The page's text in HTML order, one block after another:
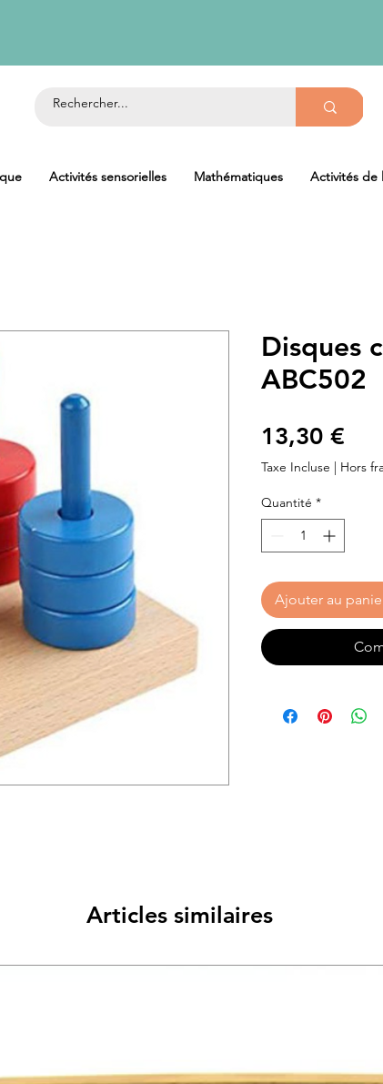
Activités sensorielles Mathématiques Activités de
Disques
ABC502
13,30 €
Taxe Incluse | Hors
Quantité *
Ajouter au
Articles similaires